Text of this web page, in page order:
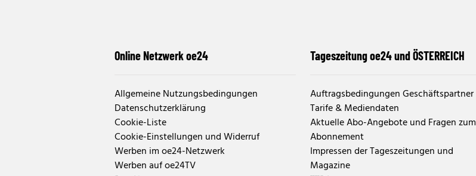
Online Netzwerk oe24
Allgemeine Nutzungsbedingungen
Datenschutzerklärung
Cookie-Liste
Cookie-Einstellungen und Widerruf
Werben im oe24-Netzwerk
Werben auf oe24TV
Tageszeitung oe24 und ÖSTERREICH
Auftragsbedingungen Geschäftspartner
Tarife & Mediendaten
Aktuelle Abo-Angebote und Fragen zum
Abonnement
Impressen der Tageszeitungen und
Magazine